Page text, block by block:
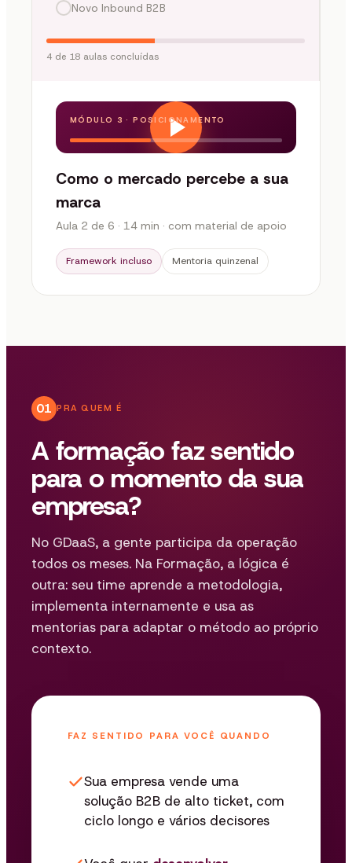
Novo Inbound B2B
4 de 18 aulas concluídas
MÓDULO 3 · POSICIONAMENTO
Como o mercado percebe a sua
marca
Aula 2 de 6 · 14 min · com material de apoio
Framework incluso Mentoria quinzenal
01 PRA QUEM É
A formação faz sentido
para o momento da sua
empresa?
No GDaaS, a gente participa da operação
todos os meses. Na Formação, a lógica é
outra: seu time aprende a metodologia,
implementa internamente e usa as
mentorias para adaptar o método ao próprio
contexto.
FAZ SENTIDO PARA VOCÊ QUANDO
Sua empresa vende uma
solução B2B de alto ticket, com
ciclo longo e vários decisores